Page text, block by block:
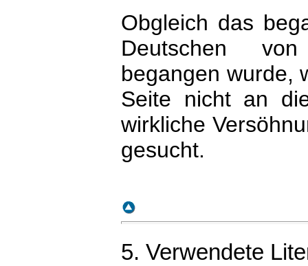
Obgleich das
Deutschen von
begangen wurde,
Seite nicht an
wirkliche
gesucht.
5. Verwendete